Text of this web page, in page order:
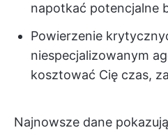
napotkać potencjalne
Powierzenie
niespecjalizowanym
kosztować Cię czas,
Najnowsze dane